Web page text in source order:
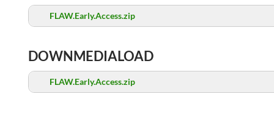
FLAW.Early.Access.zip
DOWNMEDIALOAD
FLAW.Early.Access.zip